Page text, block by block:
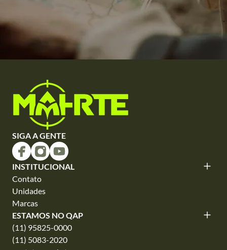
SIGA A GENTE
INSTITUCIONAL
Contato
Unidades
Marcas
ESTAMOS NO QAP
(11) 95825-0000
(11) 5083-2020